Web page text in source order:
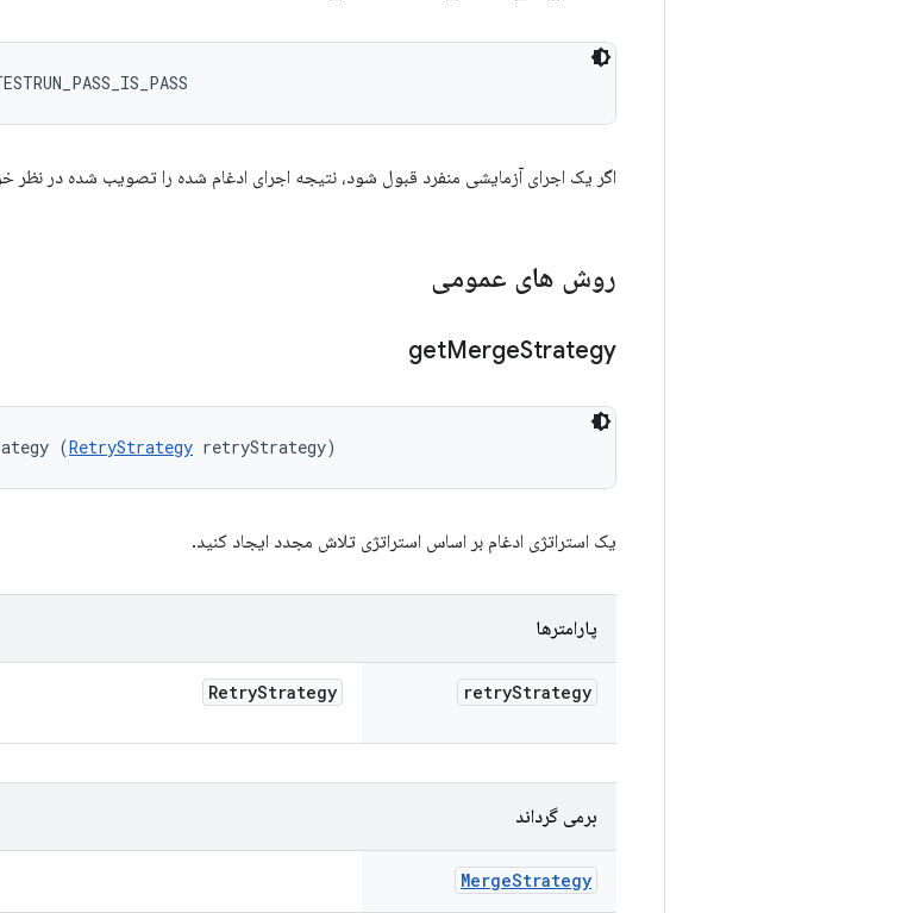
اگر یک اجرای آزمایشی منفرد قبول شود، نتیجه اجرای ادغام شده را تصویب شده در نظر
روش های عمومی
getMergeStrategy
(RetryStrategy retryStrategy)
یک استراتژی ادغام بر اساس استراتژی تلاش مجدد ایجاد کنید.
پارامترها
retryStrategy
RetryStrategy
برمی گرداند
MergeStrategy